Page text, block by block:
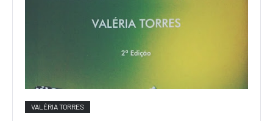
VALÉRIA TORRES